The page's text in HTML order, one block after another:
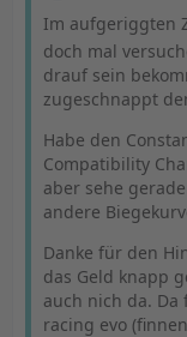
Im aufgeriggten
doch mal
drauf sein
zugeschnappt
Habe den
Compatibility
aber sehe
andere
Danke für den
das Geld knapp
auch nich da.
racing evo